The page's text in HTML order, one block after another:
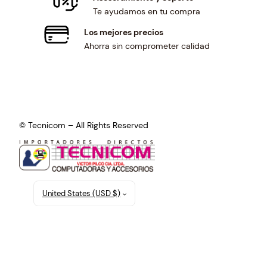
Te ayudamos en tu compra
Los mejores precios
Ahorra sin comprometer calidad
© Tecnicom – All Rights Reserved
United States (USD $)